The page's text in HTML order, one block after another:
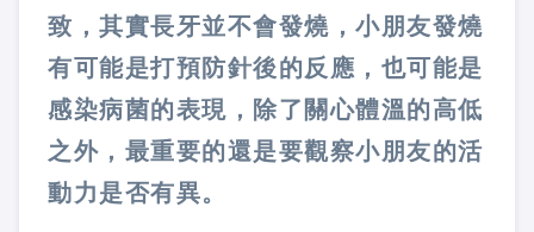
致，其實長牙並不會發燒，小朋友發燒
有可能是打預防針後的反應，也可能是
感染病菌的表現，除了關心體溫的高低
之外，最重要的還是要觀察小朋友的活
動力是否有異。